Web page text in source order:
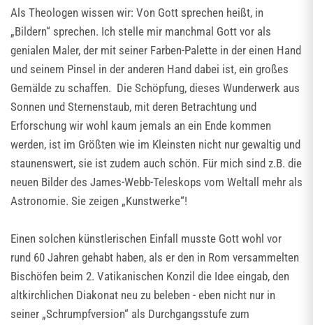
Als Theologen wissen wir: Von Gott sprechen heißt, in
„Bildern“ sprechen. Ich stelle mir manchmal Gott vor als
genialen Maler, der mit seiner Farben-Palette in der einen Hand
und seinem Pinsel in der anderen Hand dabei ist, ein großes
Gemälde zu schaffen. Die Schöpfung, dieses Wunderwerk aus
Sonnen und Sternenstaub, mit deren Betrachtung und
Erforschung wir wohl kaum jemals an ein Ende kommen
werden, ist im Größten wie im Kleinsten nicht nur gewaltig und
staunenswert, sie ist zudem auch schön. Für mich sind z.B. die
neuen Bilder des James-Webb-Teleskops vom Weltall mehr als
Astronomie. Sie zeigen „Kunstwerke“!
Einen solchen künstlerischen Einfall musste Gott wohl vor
rund 60 Jahren gehabt haben, als er den in Rom versammelten
Bischöfen beim 2. Vatikanischen Konzil die Idee eingab, den
altkirchlichen Diakonat neu zu beleben - eben nicht nur in
seiner „Schrumpfversion“ als Durchgangsstufe zum